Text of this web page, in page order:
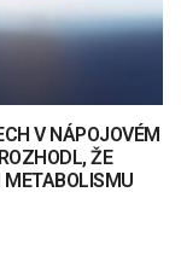
V NÁPOJOVÉM
ŽE
METABOLISMU